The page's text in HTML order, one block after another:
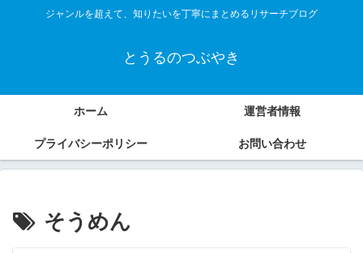
ジャンルを超えて、知りたいを丁寧にまとめるリサーチブログ
とうるのつぶやき
ホーム 運営者情報
プライバシーポリシー お問い合わせ
そうめん